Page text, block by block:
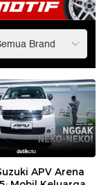
APV Arena